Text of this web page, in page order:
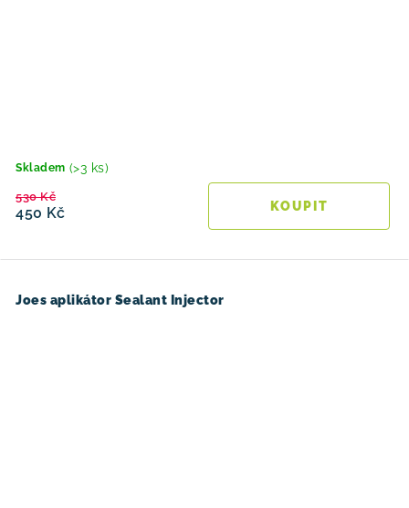
Skladem (>3 ks)
450 Kč
530 Kč
Joes aplikátor Sealant Injector